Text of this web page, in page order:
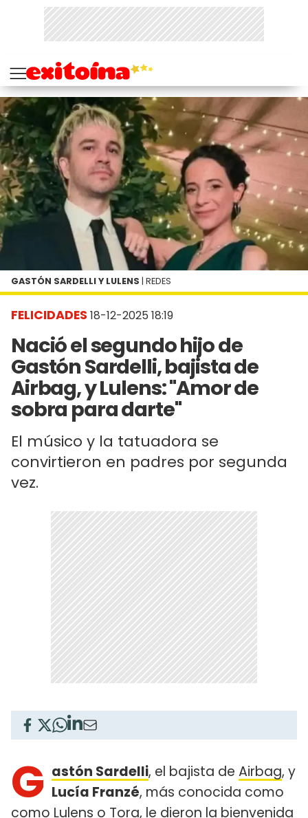
FELICIDADES 18-12-2025 18:19
Nació el segundo hijo de
Gastón Sardelli, bajista de
Airbag, y Lulens: "Amor de
sobra para darte"
El músico y la tatuadora se
convirtieron en padres por segunda
vez.
GASTÓN SARDELLI Y LULENS | REDES
G astón Sardelli, el bajista de Airbag, y
Lucía Franzé, más conocida como
como Lulens o Tora, le dieron la bienvenida